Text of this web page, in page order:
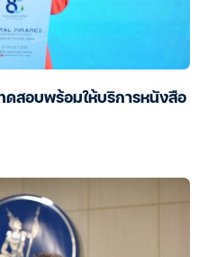
ดสอบพร้อมให้บริการหนังสือ